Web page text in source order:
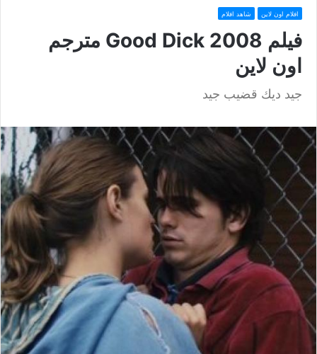
افلام اون لاين شاهد افلام
فيلم Good Dick 2008 مترجم
اون لاين
جيد ديك قضيب جيد